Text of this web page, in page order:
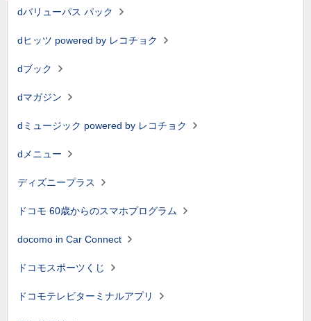
dバリューパス パック
dヒッツ powered by レコチョク
dブック
dマガジン
dミュージック powered by レコチョク
dメニュー
ディズニープラス
ドコモ 60歳からのスマホプログラム
docomo in Car Connect
ドコモスポーツくじ
ドコモテレビターミナルアプリ